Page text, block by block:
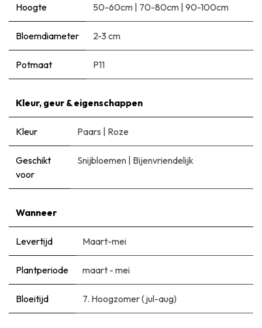
Hoogte 50-60cm | 70-80cm | 90-100cm
Bloemdiameter 2-3 cm
Potmaat P11
Kleur, geur & eigenschappen
Kleur Paars | Roze
Geschikt
voor
Snijbloemen | Bijenvriendelijk
Wanneer
Levertijd Maart-mei
Plantperiode maart - mei
Bloeitijd 7. Hoogzomer (jul-aug)